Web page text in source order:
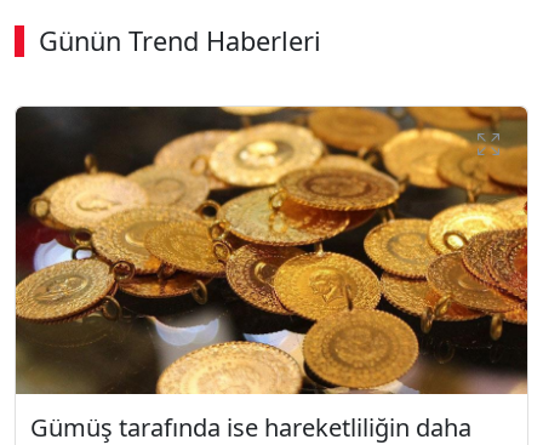
Günün Trend Haberleri
Gümüş tarafında ise hareketliliğin daha